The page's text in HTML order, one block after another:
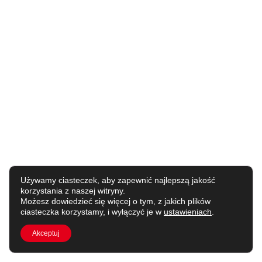
Używamy ciasteczek, aby zapewnić najlepszą jakość
korzystania z naszej witryny.
Możesz dowiedzieć się więcej o tym, z jakich plików
ciasteczka korzystamy, i wyłączyć je w ustawieniach
Akceptuj